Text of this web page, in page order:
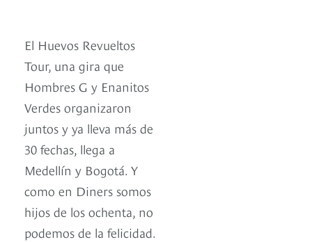
El Huevos Revueltos
Tour, una gira que
Hombres G y Enanitos
Verdes organizaron
juntos y ya lleva más de
30 fechas, llega a
Medellín y Bogotá. Y
como en Diners somos
hijos de los ochenta, no
podemos de la felicidad.